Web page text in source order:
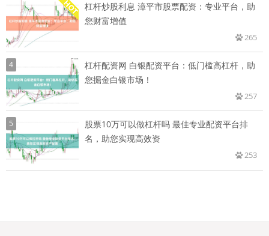
杠杆炒股利息 漳平市股票配资：专业平台，助
您财富增值
265
4
杠杆配资网 白银配资平台：低门槛高杠杆，助
您掘金白银市场！
257
5
股票10万可以做杠杆吗 最佳专业配资平台排
名，助您实现高效资
253